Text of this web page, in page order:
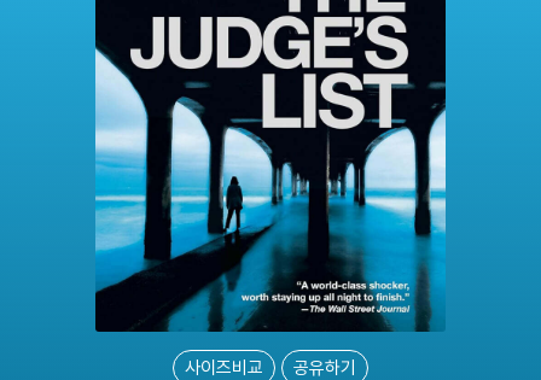
사이즈비교 공유하기